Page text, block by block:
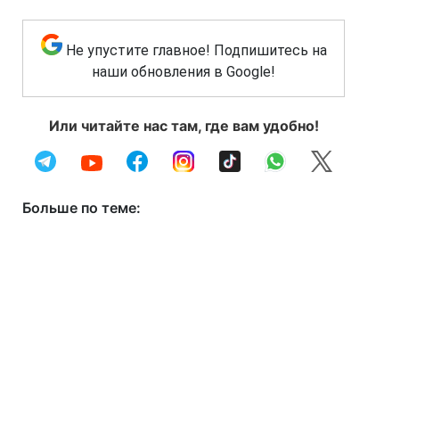
Не упустите главное! Подпишитесь на
наши обновления в Google!
Или читайте нас там, где вам удобно!
Больше по теме: